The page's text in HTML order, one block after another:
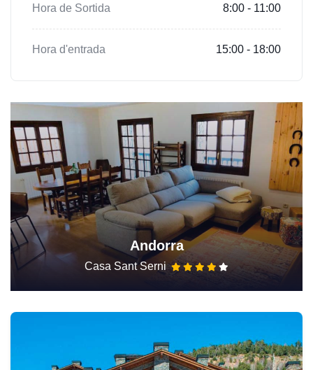
Hora de Sortida 8:00 - 11:00
Hora d'entrada 15:00 - 18:00
Andorra
Casa Sant Serni